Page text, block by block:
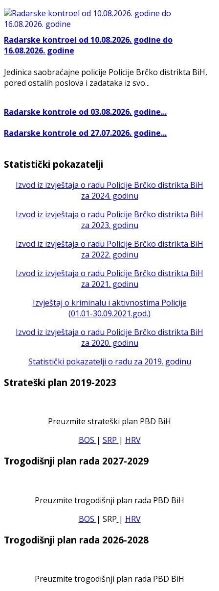
Radarske kontroel od 10.08.2026. godine do
16.08.2026. godine
Jedinica saobraćajne policije Policije Brčko distrikta BiH,
pored ostalih poslova i zadataka iz svo...
Radarske kontrole od 03.08.2026. godine...
Radarske kontrole od 27.07.2026. godine...
Statistički pokazatelji
Izvod iz izvještaja o radu Policije Brčko distrikta BiH
za 2024. godinu
Izvod iz izvještaja o radu Policije Brčko distrikta BiH
za 2023. godinu
Izvod iz izvještaja o radu Policije Brčko distrikta BiH
za 2022. godinu
Izvod iz izvještaja o radu Policije Brčko distrikta BiH
za 2021. godinu
Izvještaj o kriminalu i aktivnostima Policije
(01.01-30.09.2021.god.)
Izvod iz izvještaja o radu Policije Brčko distrikta BiH
za 2020. godinu
Statistički pokazatelji o radu za 2019. godinu
Strateški plan 2019-2023
Preuzmite strateški plan PBD BiH
BOS | SRP | HRV
Trogodišnji plan rada 2027-2029
Preuzmite trogodišnji plan rada PBD BiH
BOS | SRP | HRV
Trogodišnji plan rada 2026-2028
Preuzmite trogodišnji plan rada PBD BiH